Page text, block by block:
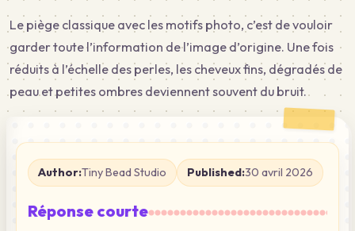
Le piège classique avec les motifs photo, c’est de vouloir
garder toute l’information de l’image d’origine. Une fois
réduits à l’échelle des perles, les cheveux fins, dégradés de
peau et petites ombres deviennent souvent du bruit.
Author:Tiny Bead Studio Published:30 avril 2026
Réponse courte